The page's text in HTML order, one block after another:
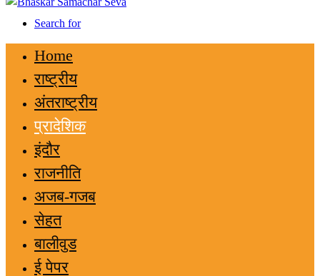
Search for
Home
राष्ट्रीय
अंतराष्ट्रीय
प्रादेशिक
इंदौर
राजनीति
अजब-गजब
सेहत
बालीवुड
ई पेपर